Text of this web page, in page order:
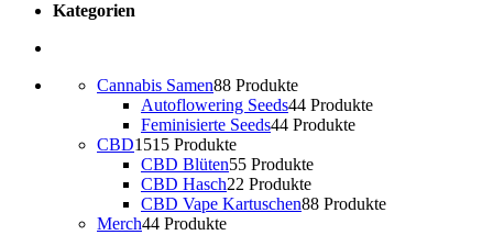
Kategorien
Cannabis Samen88 Produkte
Autoflowering Seeds44 Produkte
Feminisierte Seeds44 Produkte
CBD1515 Produkte
CBD Blüten55 Produkte
CBD Hasch22 Produkte
CBD Vape Kartuschen88 Produkte
Merch44 Produkte